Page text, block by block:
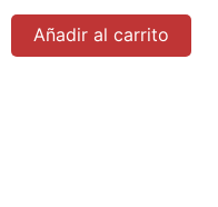
Añadir al carrito